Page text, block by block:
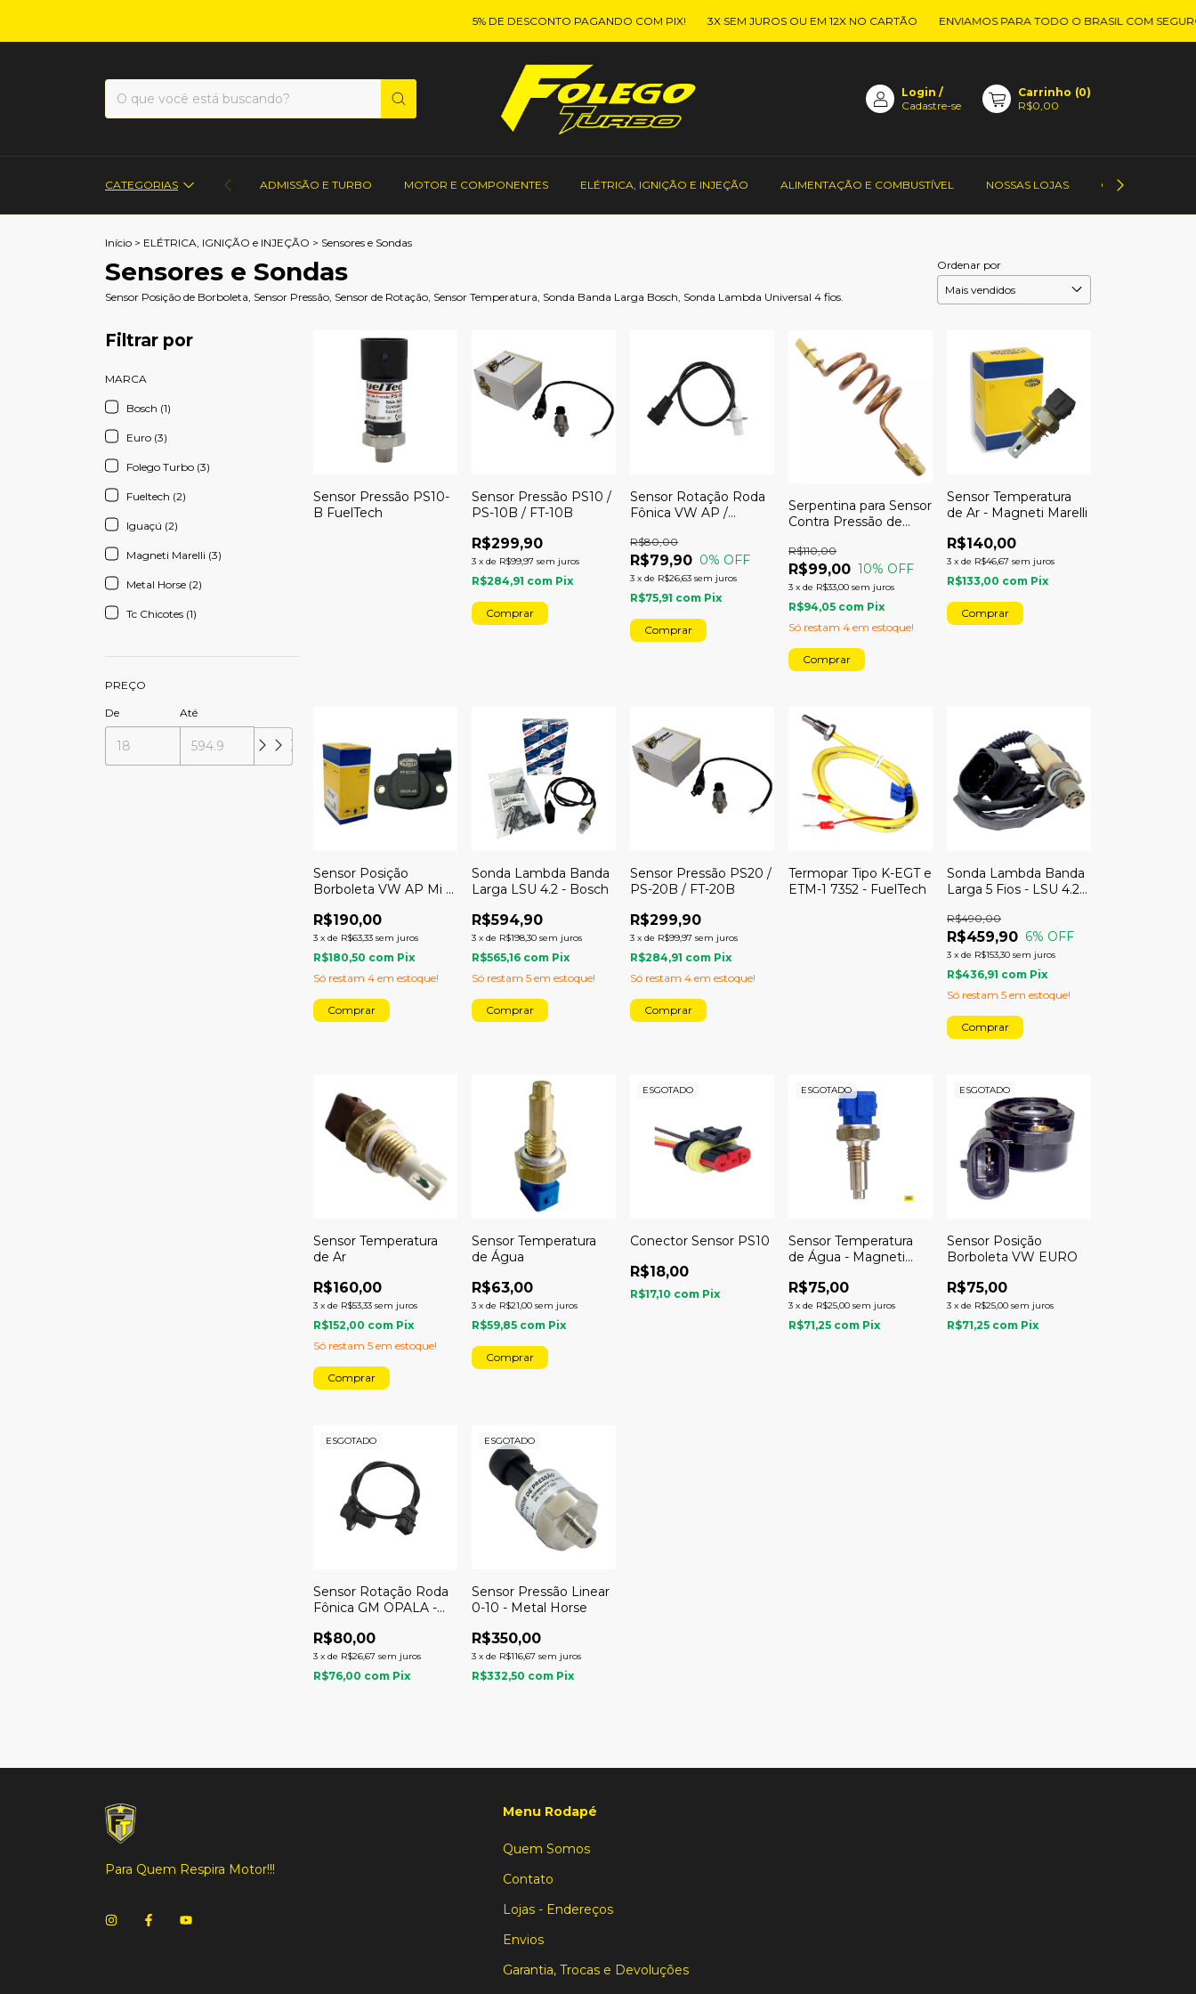
5% DE DESCONTO PAGANDO COM PIX! 3X SEM JUROS OU EM 12X NO CARTÃO ENVIAMOS PARA TODO O BRASIL COM SEGURO
Login /
Cadastre-se
Carrinho (0)
R$0,00
CATEGORIAS ADMISSÃO E TURBO MOTOR E COMPONENTES ELÉTRICA, IGNIÇÃO E INJEÇÃO ALIMENTAÇÃO E COMBUSTÍVEL NOSSAS LOJAS CONTATO DOS
Início > ELÉTRICA, IGNIÇÃO e INJEÇÃO > Sensores e Sondas
Sensores e Sondas
Sensor Posição de Borboleta, Sensor Pressão, Sensor de Rotação, Sensor Temperatura, Sonda Banda Larga Bosch, Sonda Lambda Universal 4 fios.
Ordenar por
Filtrar por
MARCA
Bosch (1)
Euro (3)
Folego Turbo (3)
Fueltech (2)
Iguaçú (2)
Magneti Marelli (3)
Metal Horse (2)
Tc Chicotes (1)
PREÇO
De Até
Sensor Pressão PS10-
B FuelTech
Sensor Pressão PS10 /
PS-10B / FT-10B
R$299,90
3 xde R$99,97 sem juros
R$284,91 com Pix
Sensor Rotação Roda
Fônica VW AP /
R$79,90
R$80,00
0% OFF
3 xde R$26,63 sem juros
R$75,91 com Pix
Serpentina para Sensor
Contra Pressão de
R$99,00
R$110,00
10% OFF
3 xde R$33,00 sem juros
R$94,05 com Pix
Só restam4 em estoque!
Sensor Temperatura
de Ar - Magneti Marelli
R$140,00
3 xde R$46,67 sem juros
R$133,00 com Pix
Sensor Posição
Borboleta VW AP Mi -
R$190,00
3 xde R$63,33 sem juros
R$180,50 com Pix
Só restam4 em estoque!
Sonda Lambda Banda
Larga LSU 4.2 - Bosch
R$594,90
3 xde R$198,30 sem juros
R$565,16 com Pix
Só restam5 em estoque!
Sensor Pressão PS20 /
PS-20B / FT-20B
R$299,90
3 xde R$99,97 sem juros
R$284,91 com Pix
Só restam4 em estoque!
Termopar Tipo K-EGT e
ETM-1 7352 - FuelTech
Sonda Lambda Banda
Larga 5 Fios - LSU 4.2
Horse
R$459,90
R$490,00
6% OFF
3 xde R$153,30 sem juros
R$436,91 com Pix
Só restam5 em estoque!
Sensor Temperatura
de Ar
R$160,00
3 xde R$53,33 sem juros
R$152,00 com Pix
Só restam5 em estoque!
Sensor Temperatura
de Água
R$63,00
3 xde R$21,00 sem juros
R$59,85 com Pix
ESGOTADO
Conector Sensor PS10
R$18,00
R$17,10 com Pix
ESGOTADO
Sensor Temperatura
de Água - Magneti
R$75,00
3 xde R$25,00 sem juros
R$71,25 com Pix
ESGOTADO
Sensor Posição
Borboleta VW EURO
R$75,00
3 xde R$25,00 sem juros
R$71,25 com Pix
ESGOTADO
Sensor Rotação Roda
Fônica GM OPALA -
R$80,00
3 xde R$26,67 sem juros
R$76,00 com Pix
ESGOTADO
Sensor Pressão Linear
0-10 - Metal Horse
R$350,00
3 xde R$116,67 sem juros
R$332,50 com Pix
Para Quem Respira Motor!!!
Menu Rodapé
Quem Somos
Contato
Lojas - Endereços
Envios
Garantia, Trocas e Devoluções